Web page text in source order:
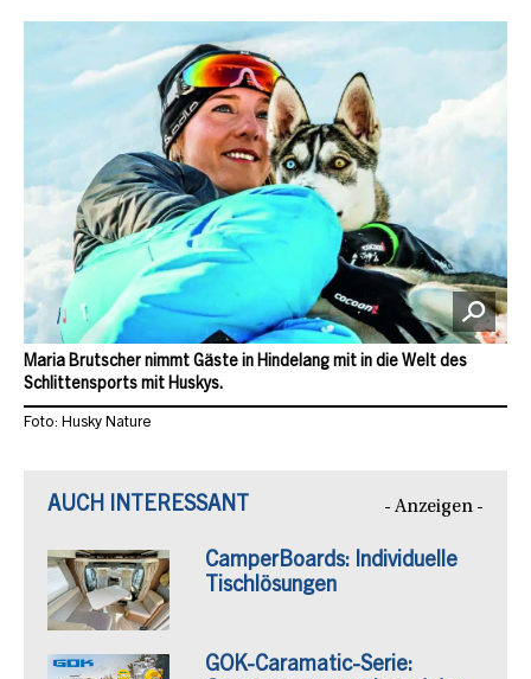
Maria Brutscher nimmt Gäste in Hindelang mit in die Welt des
Schlittensports mit Huskys.
Foto: Husky Nature
AUCH INTERESSANT - Anzeigen -
CamperBoards: Individuelle
Tischlösungen
GOK-Caramatic-Serie: